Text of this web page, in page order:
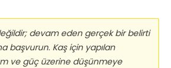
devam eden gerçek bir belirti
başvurun. Kaş için yapılan
ve güç üzerine düşünmeye